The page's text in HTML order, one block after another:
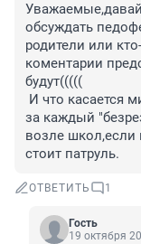
обсуждать
родители или
коментарии
будут(((((
И что касается
за каждый
возле школ,если
стоит патруль.
ОТВЕТИТЬ 1
Гость
19 октября